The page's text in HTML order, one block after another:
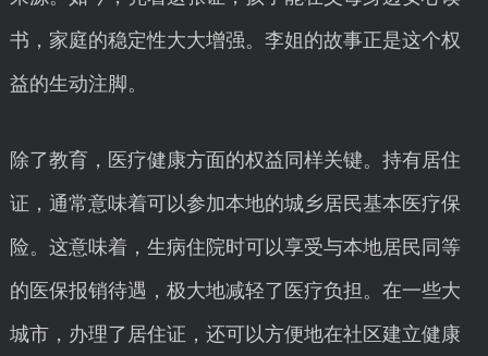
书，家庭的稳定性大大增强。李姐的故事正是这个权
益的生动注脚。
除了教育，医疗健康方面的权益同样关键。持有居住
证，通常意味着可以参加本地的城乡居民基本医疗保
险。这意味着，生病住院时可以享受与本地居民同等
的医保报销待遇，极大地减轻了医疗负担。在一些大
城市，办理了居住证，还可以方便地在社区建立健康